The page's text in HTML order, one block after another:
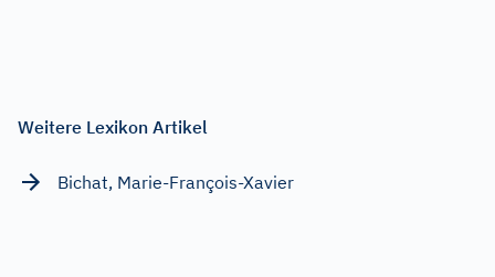
Weitere Lexikon Artikel
Bichat, Marie-François-Xavier